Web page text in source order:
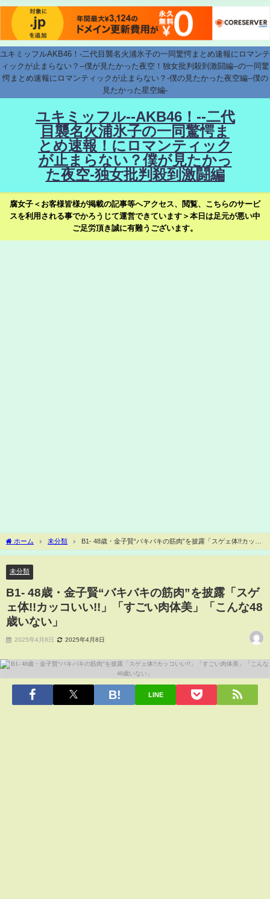
ユキミッフルAKB46！-二代目襲名火浦氷子の一同驚愕まとめ速報にロマンテ
ィックが止まらない？--僕が見たかった夜空！独女批判殺到激闘編--の一同驚
愕まとめ速報にロマンティックが止まらない？-僕の見たかった夜空編--僕の
見たかった星空編-
ユキミッフル--AKB46！--二代
目襲名火浦氷子の一同驚愕ま
とめ速報！にロマンティック
が止まらない？僕が見たかっ
た夜空-独女批判殺到激闘編
腐女子＜お客様皆様が掲載の記事等へアクセス、閲覧、こちらのサービ
スを利用される事でかろうじて運営できています＞本日は足元が悪い中
ご足労頂き誠に有難うございます。
ホーム 未分類
B1- 48歳・金子賢“バキバキの筋肉”を披露「スゲェ体!!カッコ
いい!!」「すごい肉体美」「こんな48歳いない」
未分類
B1- 48歳・金子賢“バキバキの筋肉”を披露「スゲ
ェ体!!カッコいい!!」「すごい肉体美」「こんな48
歳いない」
2025年4月8日 2025年4月8日
LINE